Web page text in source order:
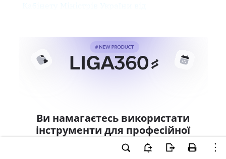
Ви намагаєтесь використати
інструменти для професійної
роботи з документом.
Ці можливості доступні тільки користувачам